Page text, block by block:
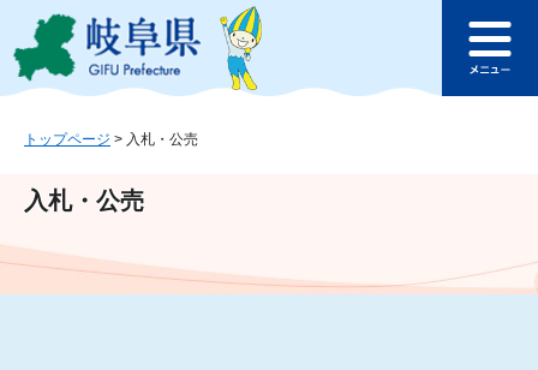
ジ
ュ
文
このページの本文へ
ュ
トップページ > 入札・公売
入札・公売